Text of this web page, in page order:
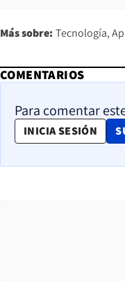
Más sobre: Tecnología
COMENTARIOS
Para comentar
INICIA SESIÓN